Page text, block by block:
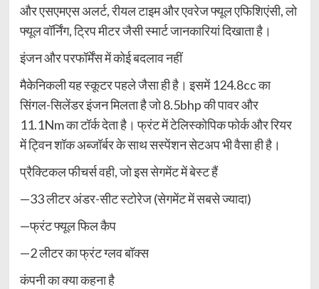
और एसएमएस अलर्ट, रीयल टाइम और एवरेज फ्यूल एफिशिएंसी, लो
फ्यूल वॉर्निंग, ट्रिप मीटर जैसी स्मार्ट जानकारियां दिखाता है।
इंजन और परफॉर्मेंस में कोई बदलाव नहीं
मैकेनिकली यह स्कूटर पहले जैसा ही है। इसमें 124.8cc का
सिंगल-सिलेंडर इंजन मिलता है जो 8.5bhp की पावर और
11.1Nm का टॉर्क देता है। फ्रंट में टेलिस्कोपिक फोर्क और रियर
में ट्विन शॉक अब्जॉर्बर के साथ सस्पेंशन सेटअप भी वैसा ही है।
प्रैक्टिकल फीचर्स वही, जो इस सेगमेंट में बेस्ट हैं
—33 लीटर अंडर-सीट स्टोरेज (सेगमेंट में सबसे ज्यादा)
—फ्रंट फ्यूल फिल कैप
—2 लीटर का फ्रंट ग्लव बॉक्स
कंपनी का क्या कहना है